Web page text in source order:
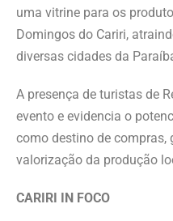
uma vitrine para os
Domingos do Cariri,
diversas cidades da
A presença de turistas de
evento e evidencia o
como destino de compras,
valorização da produção
CARIRI IN FOCO